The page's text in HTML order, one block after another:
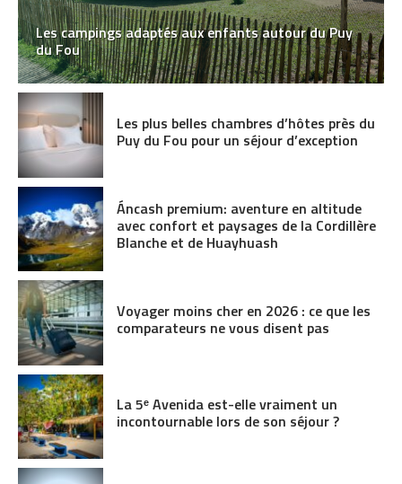
Les campings adaptés aux enfants autour du Puy
du Fou
Les plus belles chambres d’hôtes près du
Puy du Fou pour un séjour d’exception
Áncash premium: aventure en altitude
avec confort et paysages de la Cordillère
Blanche et de Huayhuash
Voyager moins cher en 2026 : ce que les
comparateurs ne vous disent pas
La 5ᵉ Avenida est-elle vraiment un
incontournable lors de son séjour ?